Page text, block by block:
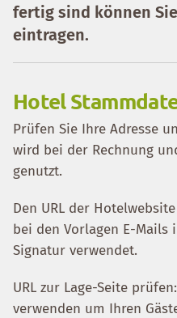
fertig sind können
eintragen.
Hotel
Prüfen Sie Ihre Adresse
wird bei der Rechnung
genutzt.
Den URL der
bei den Vorlagen E-
Signatur verwendet.
URL zur Lage-Seite
verwenden um Ihren